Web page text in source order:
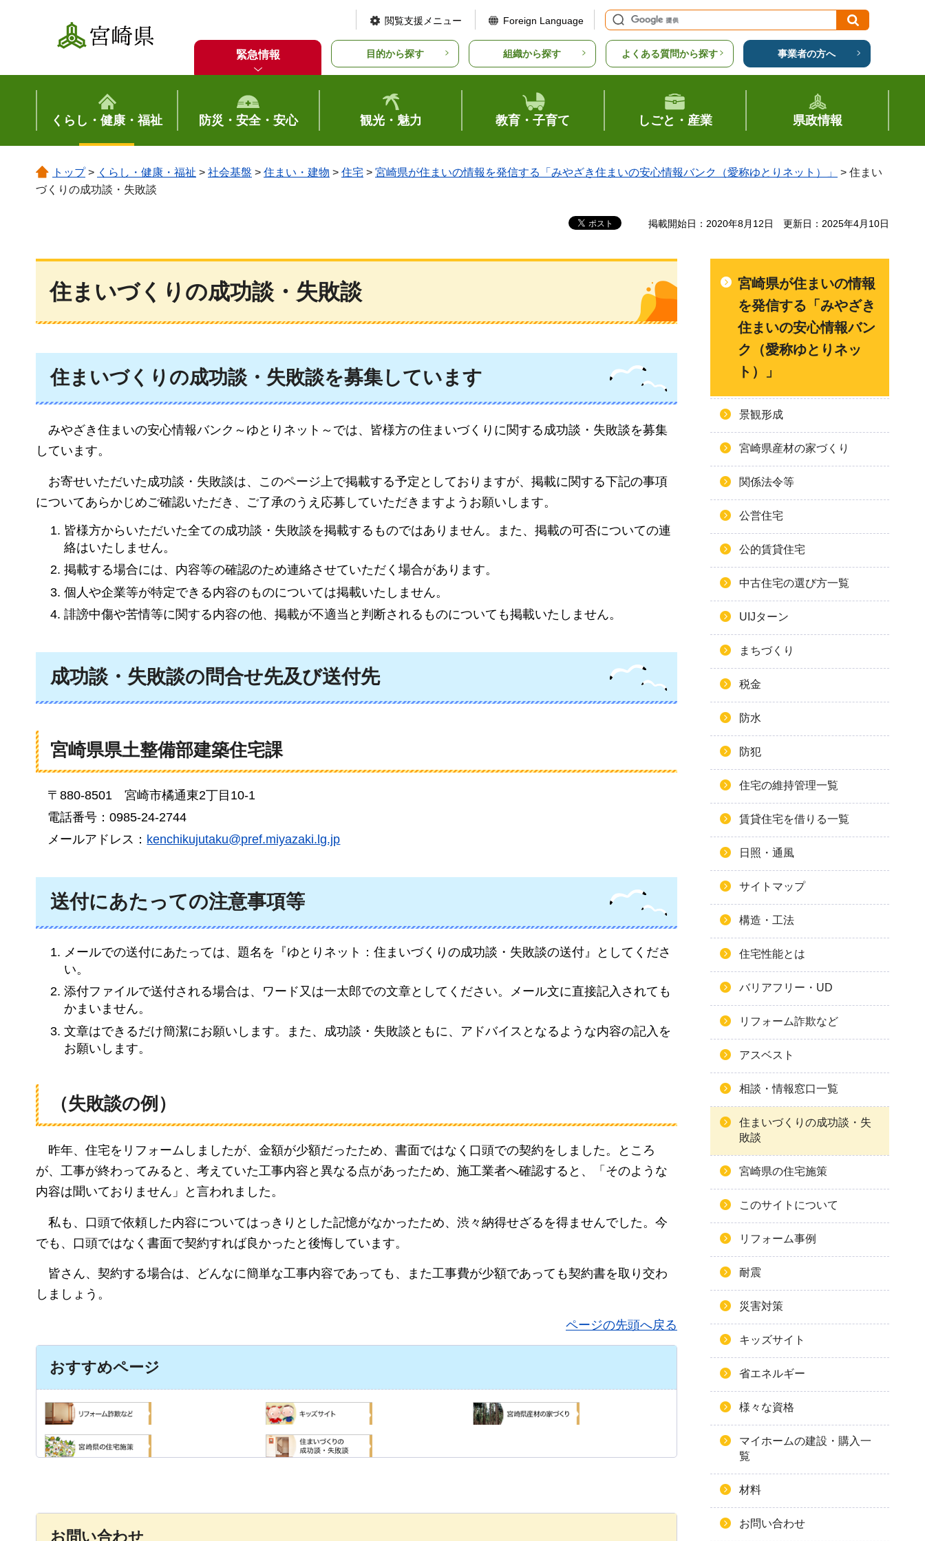
宮崎県
閲覧支援メニュー Foreign Language
緊急情報 目的から探す 組織から探す よくある質問から探す 事業者の方へ
くらし・健康・福祉 防災・安全・安心 観光・魅力 教育・子育て しごと・産業 県政情報
トップ> くらし・健康・福祉 > 社会基盤 > 住まい・建物 > 住宅 > 宮崎県が住まいの情報を発信する「みやざき住まいの安心情報バンク（愛称ゆとりネット）」
> 住まい
づくりの成功談・失敗談
掲載開始日：2020年8月12日 更新日：2025年4月10日
住まいづくりの成功談・失敗談
住まいづくりの成功談・失敗談を募集しています
みやざき 住まいの安心情報バンク～ゆとりネット～では、皆様方の住まいづくりに関する成功談・失敗談を募集
しています。
お寄せいただいた成功談・失敗談は、このページ上で掲載する予定としておりますが、掲載に関する下記の事項
についてあらかじめご確認いただき、ご了承のうえ応募していただきますようお願いします。
皆様方からいただいた全ての成功談・失敗談を掲載するものではありません。また、掲載の可否についての連
絡はいたしません。
掲載する場合には、内容等の確認のため連絡させていただく場合があります。
個人や企業等が特定できる内容のものについては掲載いたしません。
誹謗中傷や苦情等に関する内容の他、掲載が不適当と判断されるものについても掲載いたしません。
成功談・失敗談の問合せ先及び送付先
宮崎県県土整備部建築住宅課
〒880-8501 宮崎市橘通東2丁目10-1
電話番号：0985-24-2744
メールアドレス： kenchikujutaku@pref.miyazaki.lg.jp
送付にあたっての注意事項等
メールでの送付にあたっては、題名を『ゆとりネット：住まいづくりの成功談・失敗談の送付』としてくださ
い。
添付ファイルで送付される場合は、ワード又は一太郎での文章としてください。メール文に直接記入されても
かまいません。
文章はできるだけ簡潔にお願いします。また、成功談・失敗談ともに、アドバイスとなるような内容の記入を
お願いします。
（失敗談の例）
昨年、住宅をリフォームしましたが、金額が少額だったため、書面ではなく口頭での契約をしました。ところ
が、工事が終わってみると、考えていた工事内容と異なる点があったため、施工業者へ確認すると、「そのような
内容は聞いておりません」と言われました。
私 も、口頭で依頼した内容についてはっきりとした記憶がなかったため、渋々納得せざるを得ませんでした。今
でも、口頭ではなく書面で契約すれば良かったと後悔しています。
皆さん、契約する場合は、どんなに簡単な工事内容であっても、また工事費が少額であっても契約書を取り交わ
しましょう。
ページの先頭へ戻る
おすすめページ
お問い合わせ
宮崎県が住まいの情報
を発信する「みやざき
住まいの安心情報バン
ク（愛称ゆとりネッ
ト）」
景観形成
宮崎県産材の家づくり
関係法令等
公営住宅
公的賃貸住宅
中古住宅の選び方一覧
UIJターン
まちづくり
税金
防水
防犯
住宅の維持管理一覧
賃貸住宅を借りる一覧
日照・通風
サイトマップ
構造・工法
住宅性能とは
バリアフリー・UD
リフォーム詐欺など
アスベスト
相談・情報窓口一覧
住まいづくりの成功談・失
敗談
宮崎県の住宅施策
このサイトについて
リフォーム事例
耐震
災害対策
キッズサイト
省エネルギー
様々な資格
マイホームの建設・購入一
覧
材料
お問い合わせ